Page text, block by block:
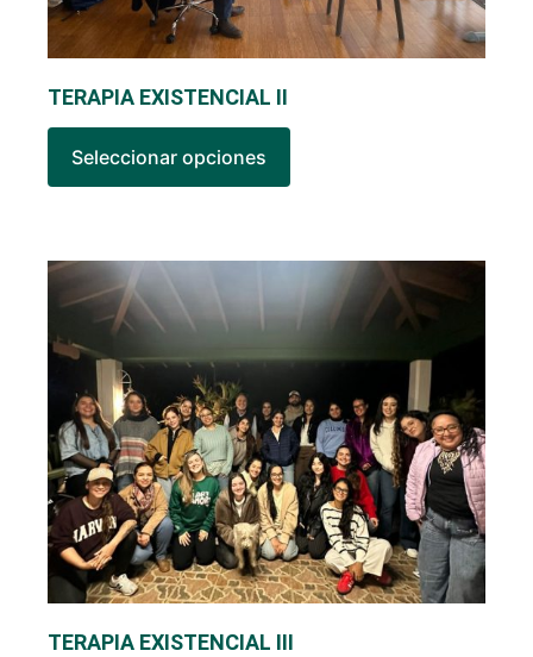
TERAPIA EXISTENCIAL II
Seleccionar opciones
TERAPIA EXISTENCIAL III